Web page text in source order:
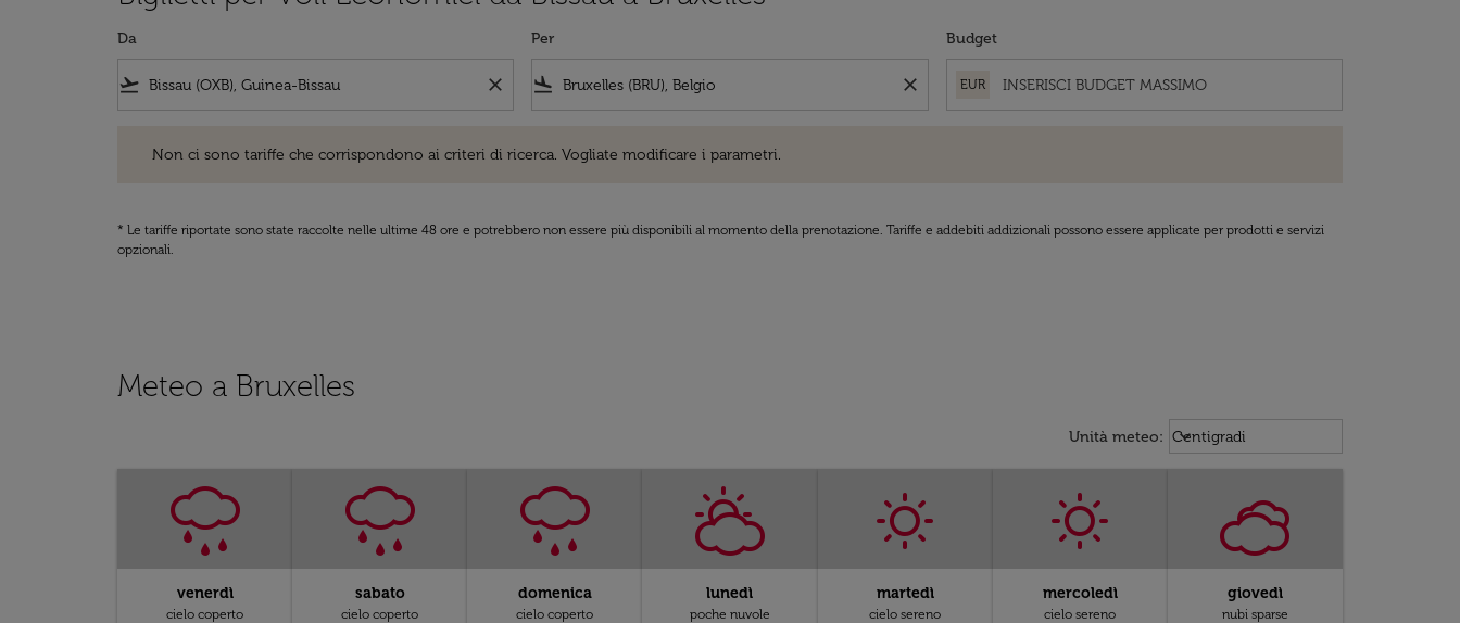
Da
flight_takeoff close
Per
flight_land close
Budget
EUR
Non ci sono tariffe che corrispondono ai criteri di ricerca. Vogliate modificare i parametri.
* Le tariffe riportate sono state raccolte nelle ultime 48 ore e potrebbero non essere più disponibili al momento della prenotazione. Tariffe e addebiti addizionali possono essere applicate per prodotti e servizi
opzionali.
Meteo a Bruxelles
Unità meteo: Weather unit option Centigradi
Centigradi
keyboard_arrow_down
venerdì
cielo coperto
sabato
cielo coperto
domenica
cielo coperto
lunedì
poche nuvole
martedì
cielo sereno
mercoledì
cielo sereno
giovedì
nubi sparse